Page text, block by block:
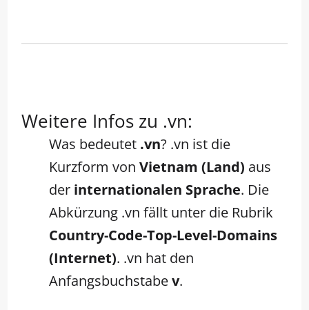
Weitere Infos zu .vn:
Was bedeutet .vn? .vn ist die
Kurzform von Vietnam (Land) aus
der internationalen Sprache. Die
Abkürzung .vn fällt unter die Rubrik
Country-Code-Top-Level-Domains
(Internet). .vn hat den
Anfangsbuchstabev.